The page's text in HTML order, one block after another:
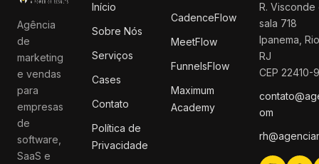
Agência
de
marketing
e vendas
para
empresas
de
software,
SaaS e
Início
Sobre Nós
Serviços
Cases
Contato
Política de
Privacidade
CadenceFlow
MeetFlow
FunnelsFlow
Maximum
Academy
R.
sala 718
Ipanema,
RJ
CEP 22410-
om